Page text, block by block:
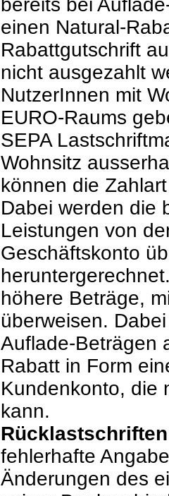
bereits bei
einen Natural-
Rabattgutschrift
nicht ausgezahlt
NutzerInnen mit
EURO-Raums
SEPA
Wohnsitz
können die
Dabei werden die
Leistungen von
Geschäftskonto
höhere Beträge,
überweisen.
Auflade-Beträgen
Rabatt in Form
Kundenkonto, die
kann.
fehlerhafte
Änderungen des